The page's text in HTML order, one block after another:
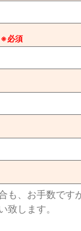
※必須